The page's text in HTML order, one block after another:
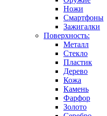
Ножи
Смартфоны
Зажигалки
Поверхность:
Металл
Стекло
Пластик
Дерево
Кожа
Камень
Фарфор
Золото